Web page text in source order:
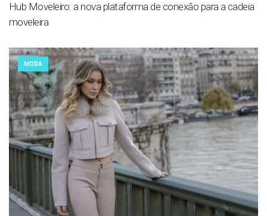
Hub Moveleiro: a nova plataforma de conexão para a cadeia
moveleira
MODA